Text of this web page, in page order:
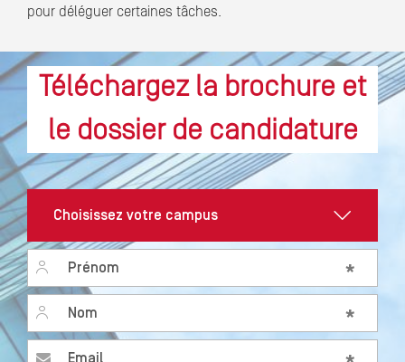
pour déléguer certaines tâches.
Téléchargez la brochure et
le dossier de candidature
Prénom *
Nom
Email *